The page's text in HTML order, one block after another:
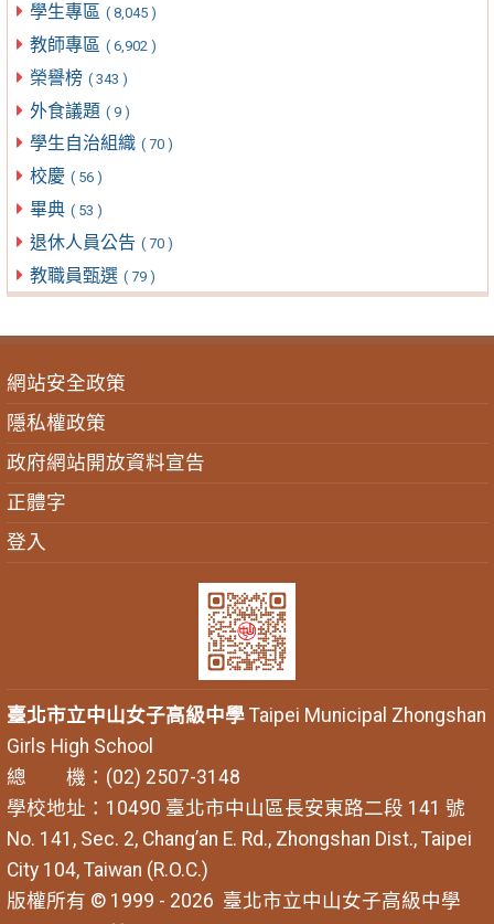
學生專區 ( 8,045 )
教師專區 ( 6,902 )
榮譽榜 ( 343 )
外食議題 ( 9 )
學生自治組織 ( 70 )
校慶 ( 56 )
畢典 ( 53 )
退休人員公告 ( 70 )
教職員甄選 ( 79 )
網站安全政策
隱私權政策
政府網站開放資料宣告
正體字
登入
臺北市立中山女子高級中學Taipei Municipal Zhongshan
Girls High School
總 機：(02) 2507-3148
學校地址：10490 臺北市中山區長安東路二段 141 號
No. 141, Sec. 2, Chang’an E. Rd., Zhongshan Dist., Taipei
City 104, Taiwan (R.O.C.)
版權所有 © 1999 - 2026 臺北市立中山女子高級中學